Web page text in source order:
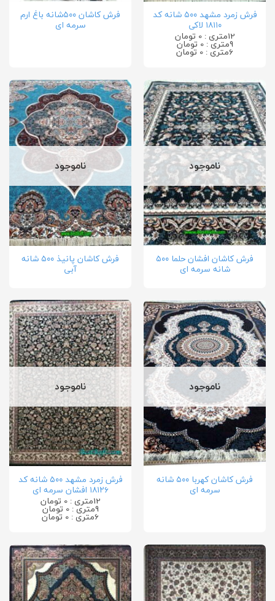
فرش زمرد مشهد ۵۰۰ شانه کد
۱۸۱۱۰ لاکی
12متری : 0 تومان
9متری : 0 تومان
6متری : 0 تومان
فرش کاشان ۵۰۰شانه باغ ارم
سرمه ای
ناموجود
فرش کاشان افشان حلما ۵۰۰
شانه سرمه ای
ناموجود
فرش کاشان پانیذ ۵۰۰ شانه
آبی
ناموجود
فرش کاشان کهربا ۵۰۰ شانه
سرمه ای
ناموجود
فرش زمرد مشهد ۵۰۰ شانه کد
۱۸۱۲۶ افشان سرمه ای
12متری : 0 تومان
9متری : 0 تومان
6متری : 0 تومان